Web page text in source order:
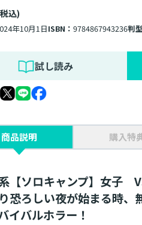
込)
年10月1日ISBN：9784867943236判
試し読み
商品説明 購入特
【ソロキャンプ】女子
恐ろしい夜が始まる時、
イバルホラー！